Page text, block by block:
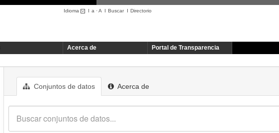
Idioma I a ·A I BuscarI Directorio
Acerca de Portal de Transparencia
Conjuntos de datos Acerca de